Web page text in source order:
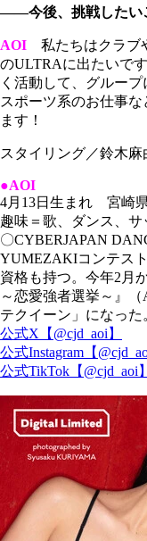
――今後、挑戦したい
AOI 私たちはクラブ
のULTRAに出たいで
く活動して、グルー
スポーツ系のお仕事
ます！
スタイリング／鈴木
●AOI
4月13日生まれ 宮崎
趣味＝歌、ダンス、
〇CYBERJAPAN
YUMEZAKIコンテス
資格も持つ。今年2月
～恋愛強者選挙～』
テクイーン」になった
公式X【@cjd_aoi】
公式Instagram【
公式TikTok【@cjd_aoi】